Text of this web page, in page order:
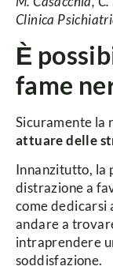
Clinica
Ѐ
fame
Sicuramente la
attuare delle
Innanzitutto, la
distrazione a
come dedicarsi
andare a
intraprendere
soddisfazione.